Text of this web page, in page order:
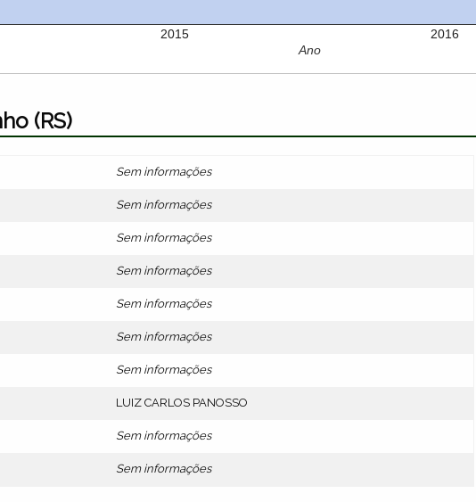
2015 2016
Ano
(RS)
Sem informações
Sem informações
Sem informações
Sem informações
Sem informações
Sem informações
Sem informações
LUIZ CARLOS PANOSSO
Sem informações
Sem informações